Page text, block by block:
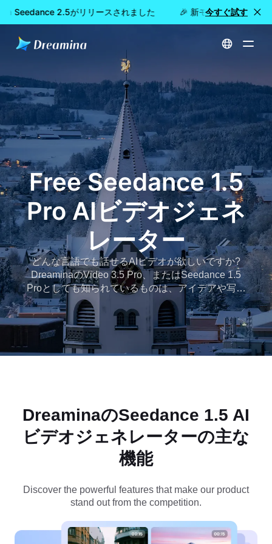
Seedance 2.5がリリースされました 🎉 新モデル公開：
今すぐ試す
ホーム Free Seedance 1.5 Pro AI Generatorダウンロード
Free Seedance 1.5
Pro AIビデオジェネ
レーター
どんな言語でも話せるAIビデオが欲しいですか?
DreaminaのVideo 3.5 Pro、またはSeedance 1.5
Proとしても知られているものは、アイデアや写真
を驚くべき多言語ビデオに変換し、シーンに合わ
せた効果音を提供します。今すぐDreaminaでお試
しください!
DreaminaのSeedance 1.5 AI
ビデオジェネレーターの主な
機能
Discover the powerful features that make our product
stand out from the competition.